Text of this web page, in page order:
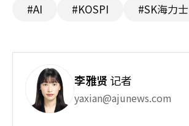
#AI #KOSPI #SK海力士
李雅贤记者
yaxian@ajunews.com